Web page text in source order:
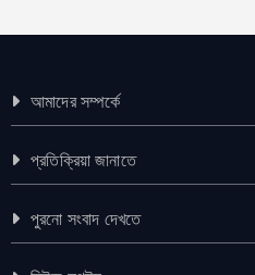
আমাদের সম্পর্কে
প্রতিক্রিয়া জানাতে
পুরনো সংবাদ দেখতে